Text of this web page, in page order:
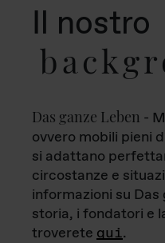
Il nostro
Das ganze Leben -
ovvero mobili pieni
si adattano
circostanze e
informazioni su
storia, i fondatori e
troverete qui.